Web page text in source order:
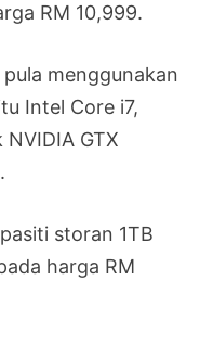
RM 10,999.
menggunakan
Intel Core i7,
GTX
storan 1TB
harga RM